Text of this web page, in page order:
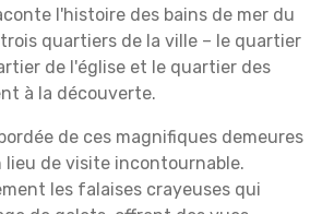
l'histoire des bains de mer du
trois quartiers de la ville – le quartier
de l'église et le quartier des
à la découverte.
de ces magnifiques demeures
lieu de visite incontournable.
les falaises crayeuses qui